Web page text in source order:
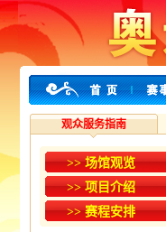
观众服务指南
>> 场馆观览
>> 项目介绍
>> 赛程安排